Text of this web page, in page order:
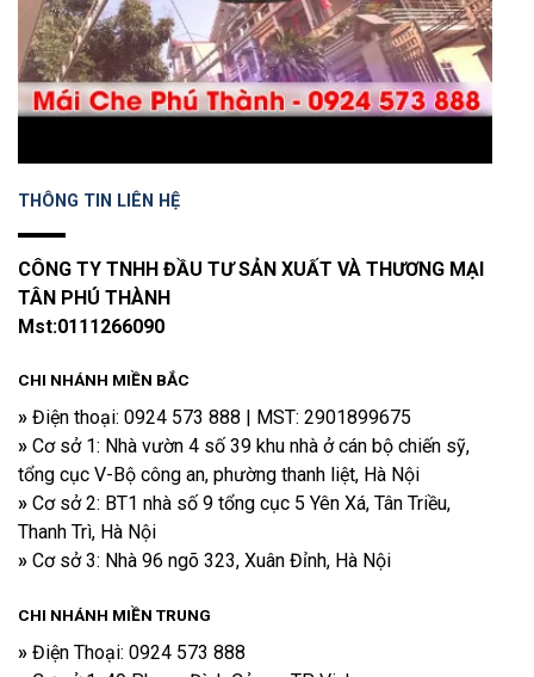
THÔNG TIN LIÊN HỆ
CÔNG TY TNHH ĐẦU TƯ SẢN XUẤT VÀ THƯƠNG MẠI
TÂN PHÚ THÀNH
Mst:0111266090
CHI NHÁNH MIỀN BẮC
»Điện thoại​: 0924 573 888 | MST: 2901899675
»Cơ sở 1: Nhà vườn 4 số 39 khu nhà ở cán bộ chiến sỹ,
tổng cục V-Bộ công an, phường thanh liệt, Hà Nội
»Cơ sở 2: BT1 nhà số 9 tổng cục 5 Yên Xá, Tân Triều,
Thanh Trì, Hà Nội
»Cơ sở 3: Nhà 96 ngõ 323, Xuân Đỉnh, Hà Nội
CHI NHÁNH MIỀN TRUNG
»Điện Thoại: 0924 573 888